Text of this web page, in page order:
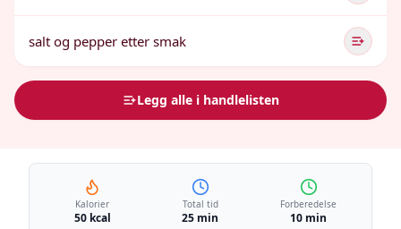
salt og pepper etter smak
Legg alle i handlelisten
Kalorier
50 kcal
Total tid
25 min
Forberedelse
10 min